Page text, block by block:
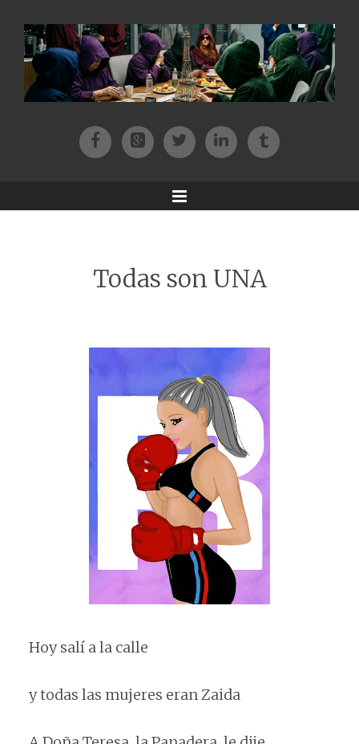
FacebookPatreonTwitterInstagram
Tik-tok
Menu
Todas son UNA
Hoy salí a la calle
y todas las mujeres eran Zaida